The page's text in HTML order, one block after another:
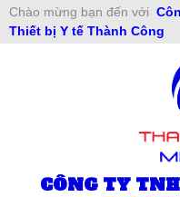
Chào mừng bạn đến với
Thiết bị Y tế Thành Công
CÔNG TY